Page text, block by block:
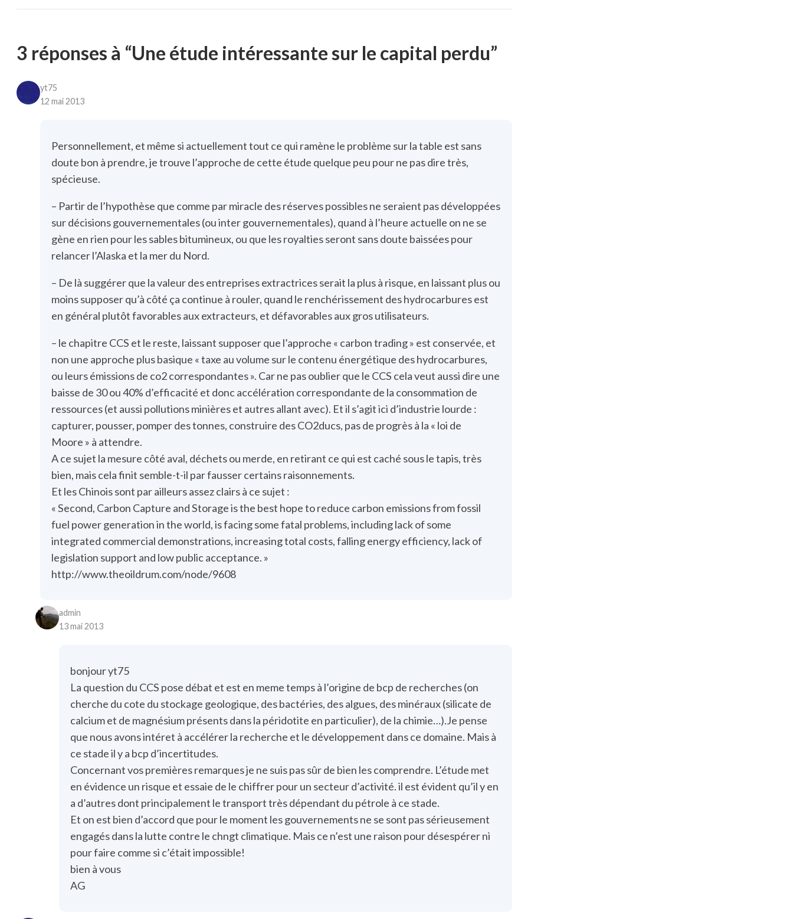
3 réponses à “Une étude intéressante sur le capital perdu”
yt75
12 mai 2013
Personnellement, et même si actuellement tout ce qui ramène le problème sur la table est sans
doute bon à prendre, je trouve l’approche de cette étude quelque peu pour ne pas dire très,
spécieuse.
– Partir de l’hypothèse que comme par miracle des réserves possibles ne seraient pas développées
sur décisions gouvernementales (ou inter gouvernementales), quand à l’heure actuelle on ne se
gène en rien pour les sables bitumineux, ou que les royalties seront sans doute baissées pour
relancer l’Alaska et la mer du Nord.
– De là suggérer que la valeur des entreprises extractrices serait la plus à risque, en laissant plus ou
moins supposer qu’à côté ça continue à rouler, quand le renchérissement des hydrocarbures est
en général plutôt favorables aux extracteurs, et défavorables aux gros utilisateurs.
– le chapitre CCS et le reste, laissant supposer que l’approche « carbon trading » est conservée, et
non une approche plus basique « taxe au volume sur le contenu énergétique des hydrocarbures,
ou leurs émissions de co2 correspondantes ». Car ne pas oublier que le CCS cela veut aussi dire une
baisse de 30 ou 40% d’efficacité et donc accélération correspondante de la consommation de
ressources (et aussi pollutions minières et autres allant avec). Et il s’agit ici d’industrie lourde :
capturer, pousser, pomper des tonnes, construire des CO2ducs, pas de progrès à la « loi de
Moore » à attendre.
A ce sujet la mesure côté aval, déchets ou merde, en retirant ce qui est caché sous le tapis, très
bien, mais cela finit semble-t-il par fausser certains raisonnements.
Et les Chinois sont par ailleurs assez clairs à ce sujet :
« Second, Carbon Capture and Storage is the best hope to reduce carbon emissions from fossil
fuel power generation in the world, is facing some fatal problems, including lack of some
integrated commercial demonstrations, increasing total costs, falling energy efficiency, lack of
legislation support and low public acceptance. »
http://www.theoildrum.com/node/9608
admin
13 mai 2013
bonjour yt75
La question du CCS pose débat et est en meme temps à l’origine de bcp de recherches (on
cherche du cote du stockage geologique, des bactéries, des algues, des minéraux (silicate de
calcium et de magnésium présents dans la péridotite en particulier), de la chimie…).Je pense
que nous avons intéret à accélérer la recherche et le développement dans ce domaine. Mais à
ce stade il y a bcp d’incertitudes.
Concernant vos premières remarques je ne suis pas sûr de bien les comprendre. L’étude met
en évidence un risque et essaie de le chiffrer pour un secteur d’activité. il est évident qu’il y en
a d’autres dont principalement le transport très dépendant du pétrole à ce stade.
Et on est bien d’accord que pour le moment les gouvernements ne se sont pas sérieusement
engagés dans la lutte contre le chngt climatique. Mais ce n’est une raison pour désespérer ni
pour faire comme si c’était impossible!
bien à vous
AG